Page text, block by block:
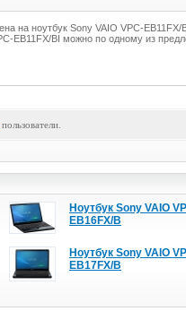
на ноутбук Sony VAIO VPC-
EB11FX/BI можно по одному из
пользователи.
Ноутбук Sony VAIO
EB16FX/B
Ноутбук Sony VAIO
EB17FX/B